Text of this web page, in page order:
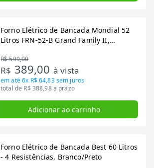
Forno Elétrico de Bancada Mondial 52
Litros FRN-52-B Grand Family II,
R$ 599,00
R$ 389,00 à vista
em até6x R$ 64,83sem juros
total de R$ 388,98 a prazo
Adicionar ao carrinho
Forno Elétrico de Bancada Best 60 Litros
- 4 Resistências, Branco/Preto